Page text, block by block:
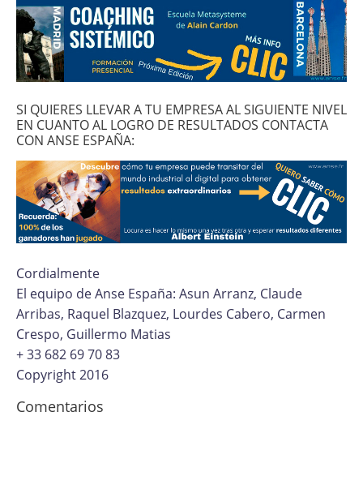
SI QUIERES LLEVAR A TU EMPRESA AL SIGUIENTE NIVEL
EN CUANTO AL LOGRO DE RESULTADOS CONTACTA
CON ANSE ESPAÑA:
Cordialmente
El equipo de Anse España: Asun Arranz, Claude
Arribas, Raquel Blazquez, Lourdes Cabero, Carmen
Crespo, Guillermo Matias
+ 33 682 69 70 83
Copyright 2016
Comentarios